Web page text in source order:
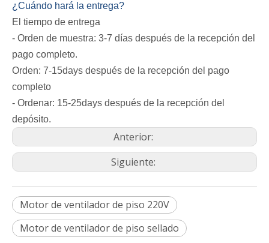
¿Cuándo hará la entrega?
El tiempo de entrega
- Orden de muestra: 3-7 días después de la recepción del
pago completo.
Orden: 7-15days después de la recepción del pago
completo
- Ordenar: 15-25days después de la recepción del
depósito.
Anterior:
Siguiente:
Motor de ventilador de piso 220V
Motor de ventilador de piso sellado